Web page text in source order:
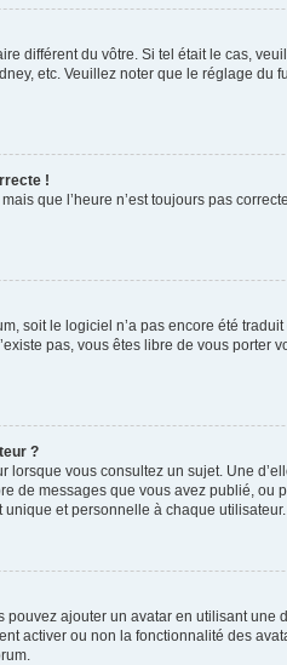
différent du vôtre. Si tel était le cas,
etc. Veuillez noter que le réglage
!
que l’heure n’est toujours pas
soit le logiciel n’a pas encore été
pas, vous êtes libre de vous
?
lorsque vous consultez un sujet. Une
de messages que vous avez publié,
et personnelle à chaque utilisateur.
ajouter un avatar en utilisant
activer ou non la fonctionnalité des